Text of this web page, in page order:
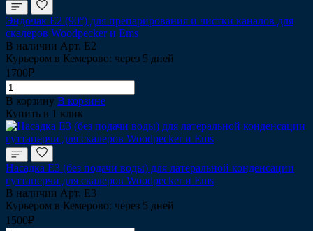
Эндочак Е2 (90°) для препарирования и чистки каналов для
скалеров Woodpecker и Ems
В наличии Арт. Е2
Курьером в Кемерово: через 5 дней
1700₽
В корзину В корзине
Купить в 1 клик
Насадка Е3 (без подачи воды) для латеральной конденсации
гуттаперчи для скалеров Woodpecker и Ems
В наличии Арт. Е3
Курьером в Кемерово: через 5 дней
1500₽